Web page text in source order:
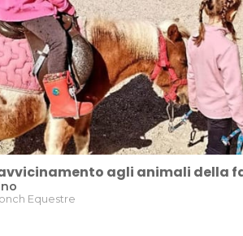
Tarzo (fraz. Corbanese)
avvicinamento agli animali della
Equestre